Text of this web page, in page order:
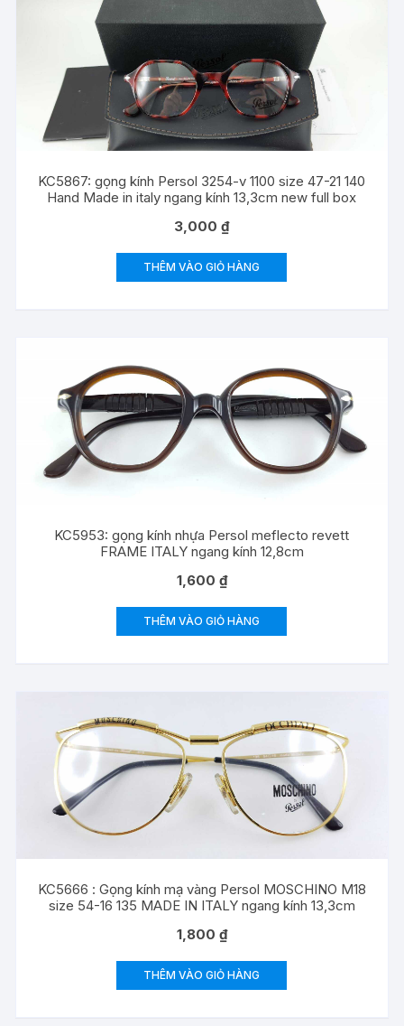
KC5867: gọng kính Persol 3254-v 1100 size 47-21 140
Hand Made in italy ngang kính 13,3cm new full box
3,000₫
THÊM VÀO GIỎ HÀNG
KC5953: gọng kính nhựa Persol meflecto revett
FRAME ITALY ngang kính 12,8cm
1,600 ₫
THÊM VÀO GIỎ HÀNG
KC5666 : Gọng kính mạ vàng Persol MOSCHINO M18
size 54-16 135 MADE IN ITALY ngang kính 13,3cm
1,800 ₫
THÊM VÀO GIỎ HÀNG